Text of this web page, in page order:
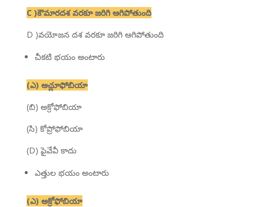
C )కౌమారదశ వరకూ జరిగి ఆగిపోతుంది
D )వయోజన దశ వరకూ జరిగి ఆగిపోతుంది
చీకటి భయం అంటారు
(ఎ) అచ్లూఫోబియా
(బి) అక్రోఫోబియా
(సి) కోప్రోఫోబియా
(D) పైవేవీ కాదు
ఎత్తుల భయం అంటారు
(ఎ) అక్రోఫోబియా